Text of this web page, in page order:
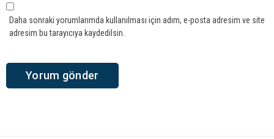
Daha sonraki yorumlarımda kullanılması için adım, e-posta adresim ve site
adresim bu tarayıcıya kaydedilsin.